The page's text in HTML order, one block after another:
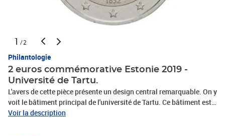
1 /2
Philantologie
2 euros commémorative Estonie 2019 -
Université de Tartu.
L'avers de cette pièce présente un design central remarquable. On y
voit le bâtiment principal de l'université de Tartu. Ce bâtiment est
un symbole architectural et académique. En haut de la pièce,
Voir la description